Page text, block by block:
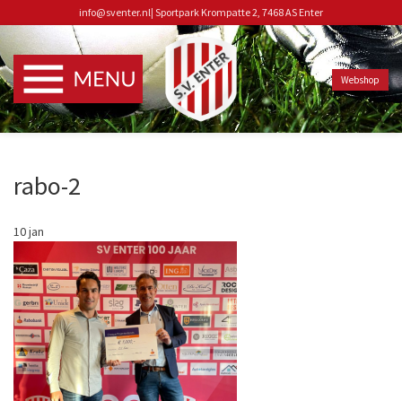
info@sventer.nl| Sportpark Krompatte 2, 7468 AS Enter
Webshop
rabo-2
10jan